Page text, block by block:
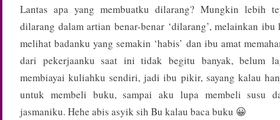
Lantas apa yang membuatku dilarang? Mungkin lebih
dilarang dalam artian benar-benar ‘dilarang’, melainkan ibu
melihat badanku yang semakin ‘habis’ dan ibu amat
dari pekerjaanku saat ini tidak begitu banyak, belum
membiayai kuliahku sendiri, jadi ibu pikir, sayang kalau
untuk membeli buku, sampai aku lupa membeli susu
jasmaniku. Hehe abis asyik sih Bu kalau baca buku 😀